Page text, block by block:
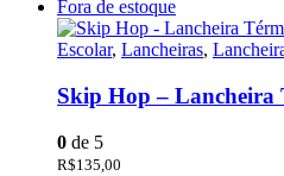
Fora de estoque
Escolar, Lancheiras,
Skip Hop – Lancheira
0 de 5
R$135,00